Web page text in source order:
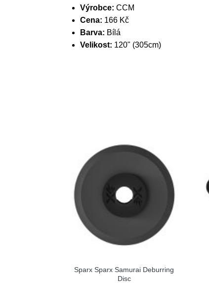
Výrobce: CCM
Cena: 166 Kč
Barva: Bílá
Velikost: 120" (305cm)
Sparx Sparx Samurai Deburring
Disc